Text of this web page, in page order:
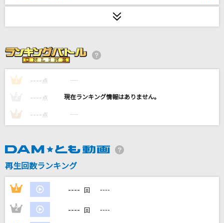
Dear
[生音]虹とスニーカーの頃
TULIP(チューリップ)
M!LK
岡本真夜
[生音]さよならエレジー
菅田将暉
スピーチレス～心の声
1 ---- 点 ----
---- 点 ----
3 ---- 点 ----
再生回数ランキング
1 ---- 回 ----
2 ---- 回 ----